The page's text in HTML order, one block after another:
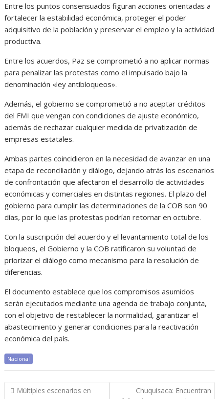
Entre los puntos consensuados figuran acciones orientadas a
fortalecer la estabilidad económica, proteger el poder
adquisitivo de la población y preservar el empleo y la actividad
productiva.
Entre los acuerdos, Paz se comprometió a no aplicar normas
para penalizar las protestas como el impulsado bajo la
denominación «ley antibloqueos».
Además, el gobierno se comprometió a no aceptar créditos
del FMI que vengan con condiciones de ajuste económico,
además de rechazar cualquier medida de privatización de
empresas estatales.
Ambas partes coincidieron en la necesidad de avanzar en una
etapa de reconciliación y diálogo, dejando atrás los escenarios
de confrontación que afectaron el desarrollo de actividades
económicas y comerciales en distintas regiones. El plazo del
gobierno para cumplir las determinaciones de la COB son 90
días, por lo que las protestas podrían retornar en octubre.
Con la suscripción del acuerdo y el levantamiento total de los
bloqueos, el Gobierno y la COB ratificaron su voluntad de
priorizar el diálogo como mecanismo para la resolución de
diferencias.
El documento establece que los compromisos asumidos
serán ejecutados mediante una agenda de trabajo conjunta,
con el objetivo de restablecer la normalidad, garantizar el
abastecimiento y generar condiciones para la reactivación
económica del país.
Nacional
Navegación
Múltiples escenarios en
Chuquisaca: Encuentran